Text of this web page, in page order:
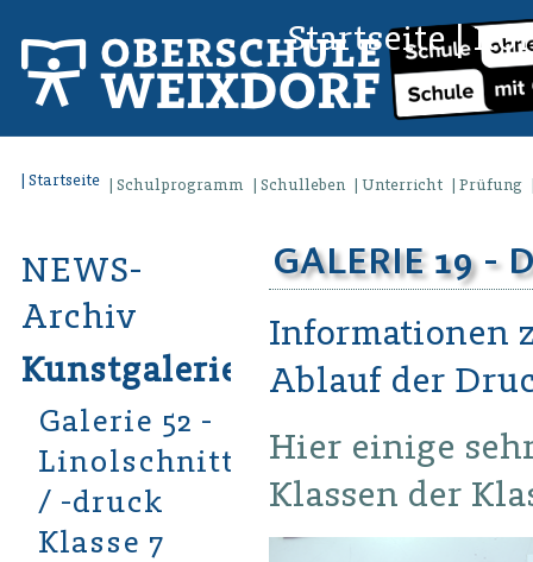
Startseite|
Startseite Schulprogramm Schulleben Unterricht Prüfung
GALERIE 19 -
Informationen
Ablauf der
Hier einige
Klassen der
NEWS-
Archiv
Kunstgalerien
Galerie 52 -
Linolschnitt
/ -druck
Klasse 7